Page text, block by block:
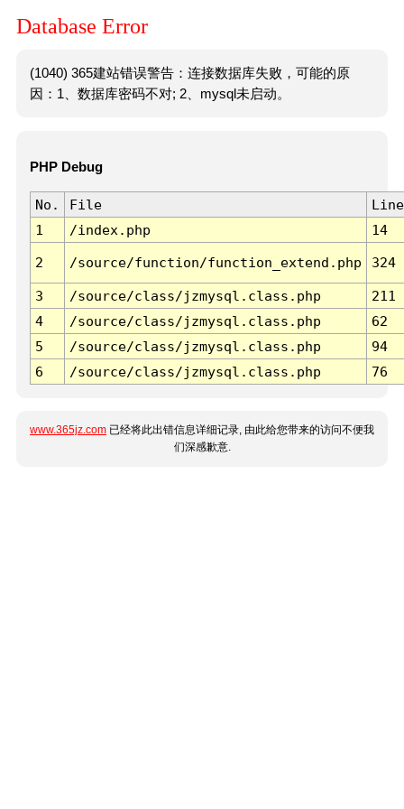
Database Error
(1040) 365建站错误警告：连接数据库失败，可能的原
因：1、数据库密码不对; 2、mysql未启动。
PHP Debug
No. File
Line
1
/index.php 14
2 /source/function/function_extend.php 324
3 /source/class/jzmysql.class.php
211
4
/source/class/jzmysql.class.php
62
5
/source/class/jzmysql.class.php
94
6
/source/class/jzmysql.class.php 76
www.365jz.com 已经将此出错信息详细记录, 由此给您带来的访问不便我
们深感歉意.